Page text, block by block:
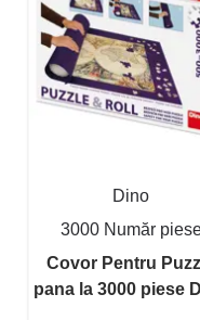
Dino
3000 Număr
Covor Pentru
pana la 3000 piese